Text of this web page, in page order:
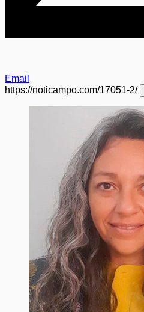
Email
https://noticampo.com/17051-2/